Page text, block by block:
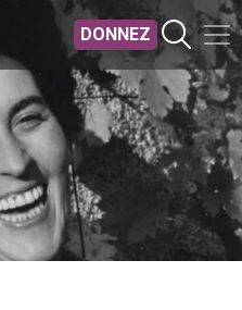
Aller au contenu principal
DONNEZ